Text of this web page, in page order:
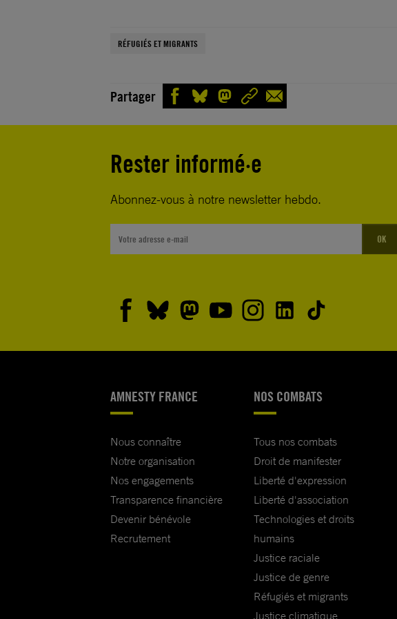
RÉFUGIÉS ET MIGRANTS
Partager
Rester informé·e
Abonnez-vous à notre newsletter hebdo.
OK
AMNESTY FRANCE
Nous connaître
Notre organisation
Nos engagements
Transparence financière
Devenir bénévole
Recrutement
NOS COMBATS
Tous nos combats
Droit de manifester
Liberté d'expression
Liberté d'association
Technologies et droits
humains
Justice raciale
Justice de genre
Réfugiés et migrants
Justice climatique